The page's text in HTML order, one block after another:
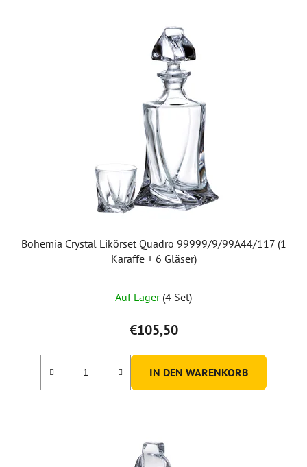
Bohemia Crystal Likörset Quadro 99999/9/99A44/117 (1
Karaffe + 6 Gläser)
Auf Lager (4 Set)
€105,50
IN DEN WARENKORB